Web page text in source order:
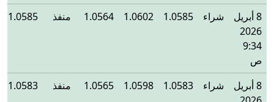
8 أبريل
2026
9:34
ص
شراء 1.0585
1.0602
1.0564 منفذ 1.0585
8 أبريل
شراء 1.0583
1.0598
1.0565 منفذ 1.0583